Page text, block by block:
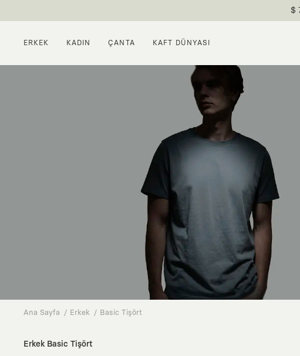
$
ERKEK KADIN ÇANTA KAFT DÜNYASI
Ana Sayfa Erkek Basic Tişört
Erkek Basic Tişört